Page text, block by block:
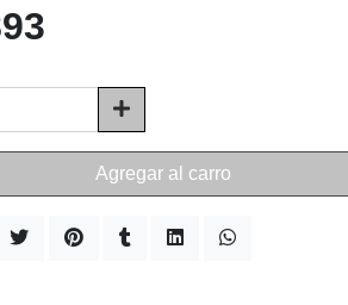
Agregar al carro